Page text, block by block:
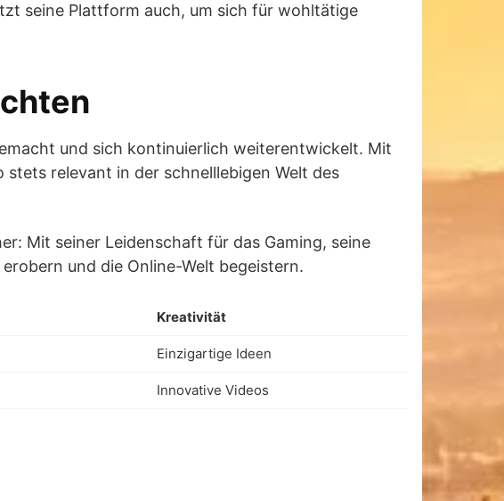
seine Plattform auch, um sich für wohltätige
und sich kontinuierlich weiterentwickelt. Mit
relevant in der schnelllebigen Welt des
Mit seiner Leidenschaft für das Gaming, seine
und die Online-Welt begeistern.
Kreativität
Einzigartige Ideen
Innovative Videos